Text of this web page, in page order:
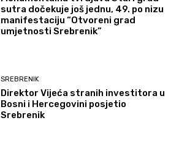
sutra dočekuje još jednu, 49. po nizu
manifestaciju “Otvoreni grad
umjetnosti Srebrenik”
SREBRENIK
Direktor Vijeća stranih investitora u
Bosni i Hercegovini posjetio
Srebrenik